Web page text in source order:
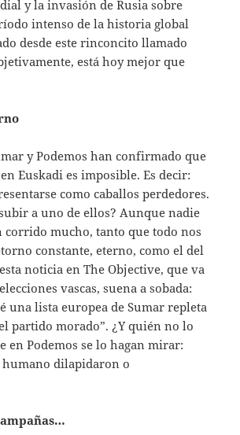
y la invasión de Rusia sobre
intenso de la historia global
desde este rinconcito llamado
está hoy mejor que
y Podemos han confirmado que
Euskadi es imposible. Es decir:
como caballos perdedores.
a uno de ellos? Aunque nadie
corrido mucho, tanto que todo nos
constante, eterno, como el del
noticia en The Objective, que va
vascas, suena a sobada:
una lista europea de Sumar repleta
partido morado”. ¿Y quién no lo
en Podemos se lo hagan mirar:
humano dilapidaron o